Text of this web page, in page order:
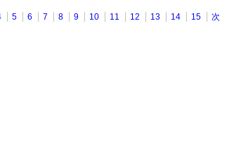
5 6 7 8 9 10 11 12 13 14 15 次